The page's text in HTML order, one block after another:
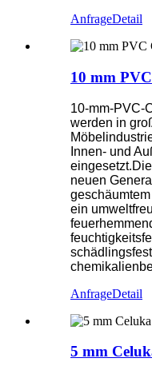
AnfrageDetail
10 mm
10-mm-PVC-
werden in
Innen- und
neuen
ein
AnfrageDetail
5 mm